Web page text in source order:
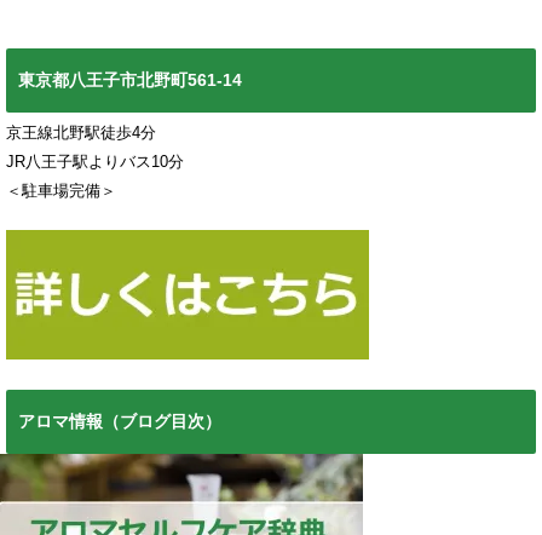
東京都八王子市北野町561-14
京王線北野駅徒歩4分
JR八王子駅よりバス10分
＜駐車場完備＞
アロマ情報（ブログ目次）